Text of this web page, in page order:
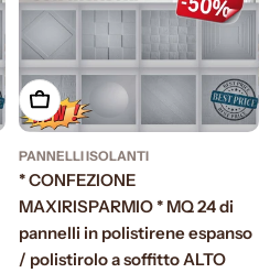
Scegli le opzioni
PANNELLI ISOLANTI
* CONFEZIONE
MAXIRISPARMIO * MQ 24 di
pannelli in polistirene espanso
/ polistirolo a soffitto ALTO